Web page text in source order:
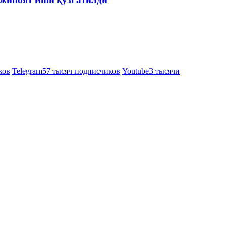
Telegram57 тысяч подписчиков Youtube3 тысячи